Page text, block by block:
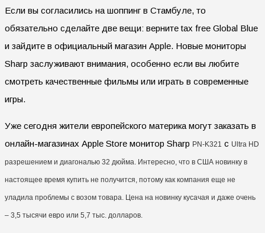
Если вы согласились на шоппинг в Стамбуле, то
обязательно сделайте две вещи: верните tax free Global Blue
и зайдите в официальный магазин Apple. Новые мониторы
Sharp заслуживают внимания, особенно если вы любите
смотреть качественные фильмы или играть в современные
игры.
Уже сегодня жители европейского материка могут заказать в
онлайн-магазинах Apple Store монитор Sharp PN-K321 с Ultra HD
разрешением и диагональю 32 дюйма. Интересно, что в США новинку в
настоящее время купить не получится, потому как компания еще не
уладила проблемы с возом товара. Цена на новинку кусачая и даже очень
– 3,5 тысячи евро или 5,7 тыс. долларов.